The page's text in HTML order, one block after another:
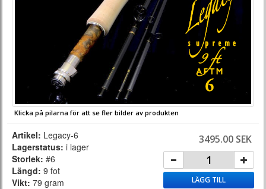
Klicka på pilarna för att se fler bilder av produkten
Artikel: Legacy-6
Lagerstatus: i lager
Storlek: #6
Längd: 9 fot
Vikt: 79 gram
3495.00 SEK
LÄGG TILL